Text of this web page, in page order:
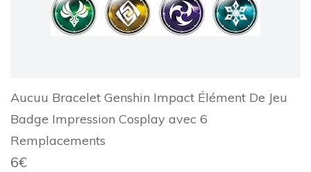
Aucuu Bracelet Genshin Impact Élément De Jeu
Badge Impression Cosplay avec 6
Remplacements
6€